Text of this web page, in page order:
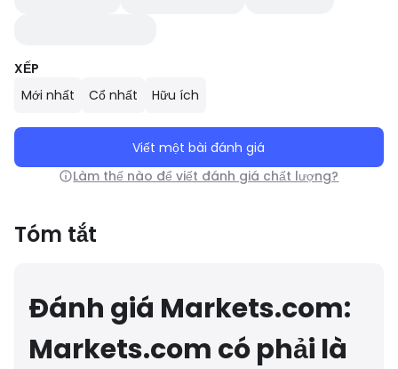
XẾP
Mới nhất
Cổ nhất Hữu ích
Viết một bài đánh giá
Làm thế nào để viết đánh giá chất lượng?
Tóm tắt
Đánh giá Markets.com:
Markets.com có phải là